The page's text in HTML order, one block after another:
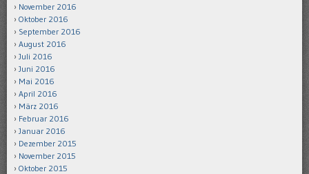
November 2016
Oktober 2016
September 2016
August 2016
Juli 2016
Juni 2016
Mai 2016
April 2016
März 2016
Februar 2016
Januar 2016
Dezember 2015
November 2015
Oktober 2015